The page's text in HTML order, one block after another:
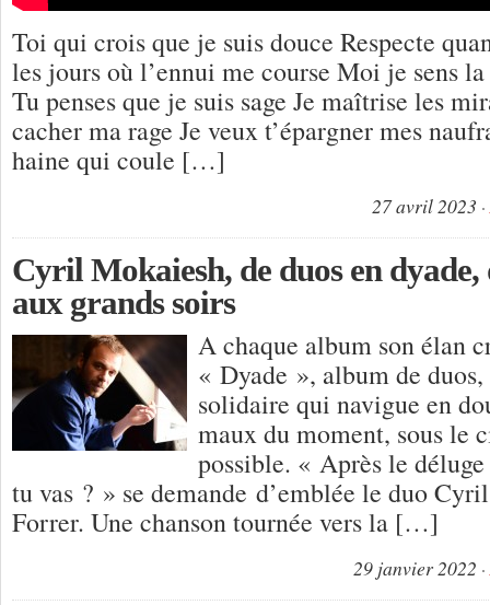
Toi qui crois que je suis douce Respecte
les jours où l’ennui me course Moi je sens
Tu penses que je suis sage Je maîtrise les
cacher ma rage Je veux t’épargner mes
haine qui coule […]
27 avril 2023
Cyril Mokaiesh, de duos en dyade,
aux grands soirs
A chaque album son élan
« Dyade », album de
solidaire qui navigue en
maux du moment, sous le
possible. « Après le
tu vas ? » se demande d’emblée le duo
Forrer. Une chanson tournée vers la […]
29 janvier 2022